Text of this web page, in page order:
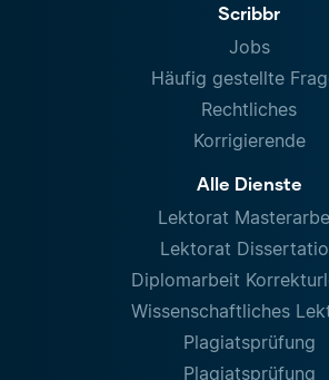
Scribbr
Jobs
Häufig gestellte
Rechtliches
Korrigierende
Alle Dienste
Lektorat
Lektorat
Diplomarbeit
Wissenschaftliches
Plagiatsprüfung
Plagiatsprüfung